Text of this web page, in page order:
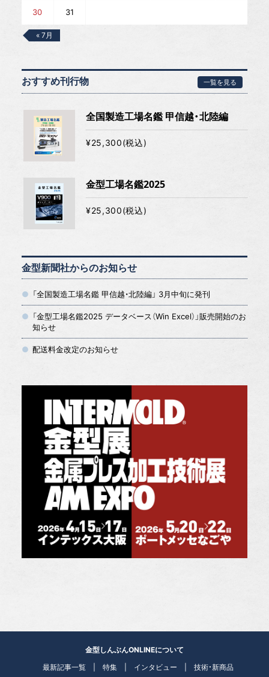
30 31
« 7月
おすすめ刊行物 一覧を見る
全国製造工場名鑑 甲信越・北陸編
¥25,300(税込)
金型工場名鑑2025
¥25,300(税込)
金型新聞社からのお知らせ
「全国製造工場名鑑 甲信越・北陸編」 3月中旬に発刊
「金型工場名鑑2025 データベース（Win Excel）」販売開始のお
知らせ
配送料金改定のお知らせ
金型しんぶんONLINEについて
最新記事一覧
特集 インタビュー 技術・新商品